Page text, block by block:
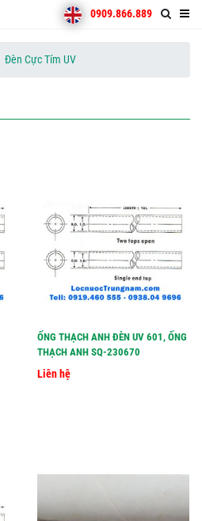
0909.866.889
Đèn Cực Tím UV
ỐNG THẠCH ANH ĐÈN UV 601, ỐNG
THẠCH ANH SQ-230670
Liên hệ